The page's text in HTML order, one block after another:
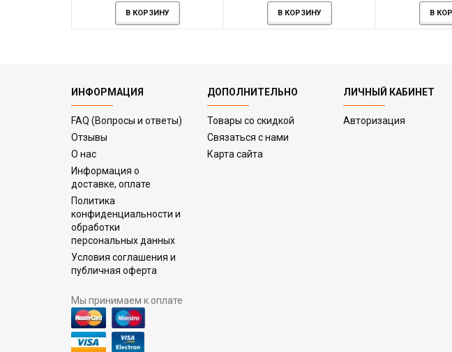
В КОРЗИНУ В КОРЗИНУ В
ИНФОРМАЦИЯ
FAQ (Вопросы и ответы)
Отзывы
О нас
Информация о
доставке, оплате
Политика
конфиденциальности и
обработки
персональных данных
Условия соглашения и
публичная оферта
Мы принимаем к оплате
ДОПОЛНИТЕЛЬНО
Товары со скидкой
Связаться с нами
Карта сайта
ЛИЧНЫЙ КАБИНЕТ
Авторизация